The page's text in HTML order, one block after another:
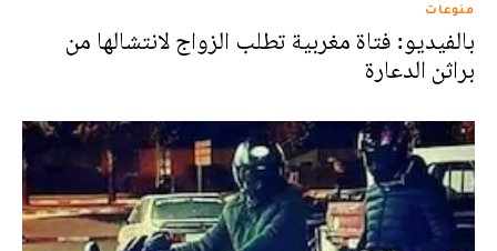
منوعات
بالفيديو: فتاة مغربية تطلب الزواج لانتشالها من
براثن الدعارة